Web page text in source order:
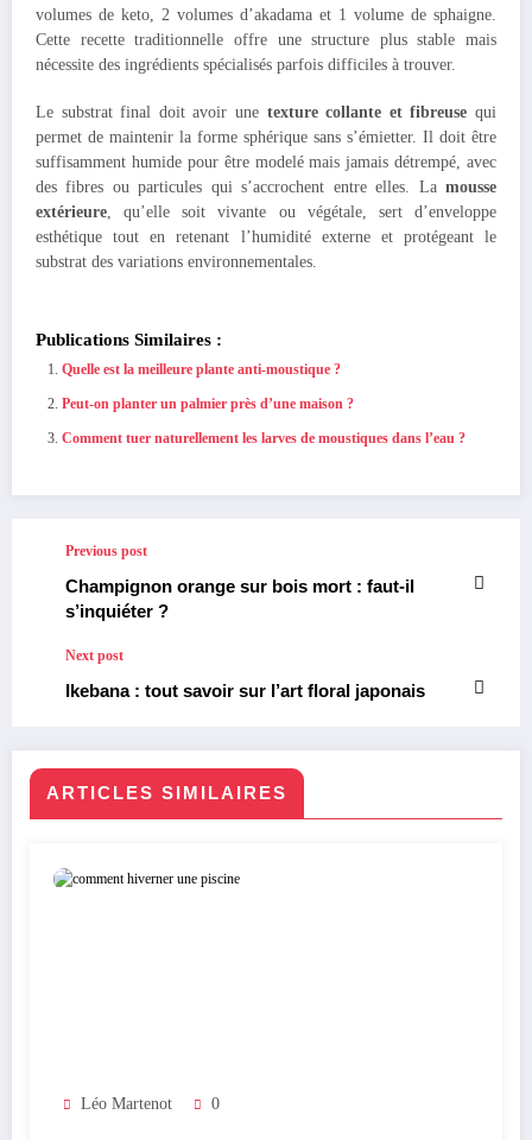
volumes de keto, 2 volumes d’akadama et 1 volume de sphaigne.
Cette recette traditionnelle offre une structure plus stable mais
nécessite des ingrédients spécialisés parfois difficiles à trouver.
Le substrat final doit avoir une texture collante et fibreuse qui
permet de maintenir la forme sphérique sans s’émietter. Il doit être
suffisamment humide pour être modelé mais jamais détrempé, avec
des fibres ou particules qui s’accrochent entre elles. La mousse
extérieure , qu’elle soit vivante ou végétale, sert d’enveloppe
esthétique tout en retenant l’humidité externe et protégeant le
substrat des variations environnementales.
Publications Similaires :
Quelle est la meilleure plante anti-moustique ?
Peut-on planter un palmier près d’une maison ?
Comment tuer naturellement les larves de moustiques dans l’eau ?
Previous post
Champignon orange sur bois mort : faut-il
s’inquiéter ?
Next post
Ikebana : tout savoir sur l’art floral japonais
ARTICLES SIMILAIRES
Léo Martenot 0